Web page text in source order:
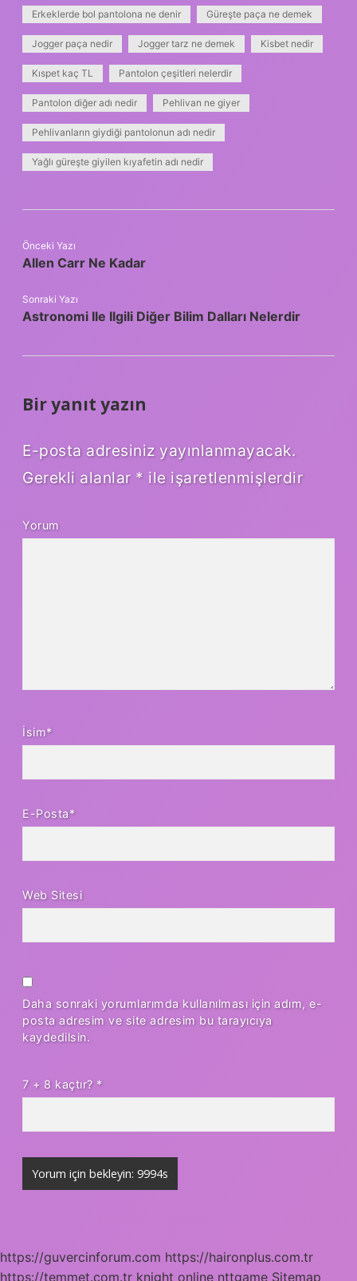
Erkeklerde bol pantolona ne denir Güreşte paça ne demek
Jogger paça nedir Jogger tarz ne demek Kisbet nedir
Kıspet kaç TL Pantolon çeşitleri nelerdir
Pantolon diğer adı nedir Pehlivan ne giyer
Pehlivanların giydiği pantolonun adı nedir
Yağlı güreşte giyilen kıyafetin adı nedir
Önceki Yazı
Allen Carr Ne Kadar
Sonraki Yazı
Astronomi Ile Ilgili Diğer Bilim Dalları Nelerdir
Bir yanıt yazın
E-posta adresiniz yayınlanmayacak.
Gerekli alanlar * ile işaretlenmişlerdir
Yorum
İsim*
E-Posta*
Web Sitesi
Daha sonraki yorumlarımda kullanılması için adım, e-
posta adresim ve site adresim bu tarayıcıya
kaydedilsin.
7 + 8 kaçtır? *
https://guvercinforum.com https://haironplus.com.tr
https://temmet.com.tr knight online nttgame Sitemap